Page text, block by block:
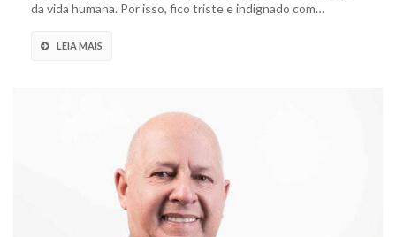
da vida humana. Por isso, fico triste e indignado com…
LEIA MAIS